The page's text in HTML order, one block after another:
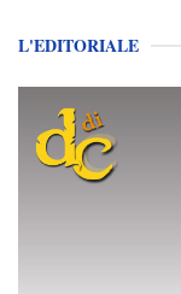
L'EDITORIALE